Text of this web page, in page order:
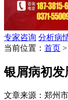
专家咨询 分析病
当前位置： 首页 >
银屑病初发
文章来源：郑州